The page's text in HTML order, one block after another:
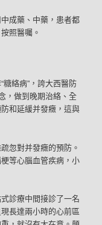
成藥、中藥，患者都
照醫囑。
絡病”，誇大西醫防
，做到晚期治絡、全
和延緩并發癥，這與
忽對并發癥的預防。
等心腦血管疾病，小
診療中間接診了一名
長達兩小時的心前區